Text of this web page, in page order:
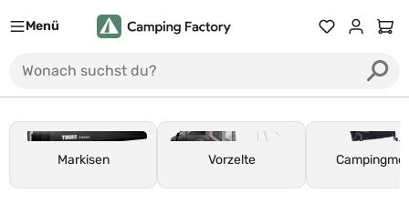
Menü Du hast 0
Markisen Vorzelte